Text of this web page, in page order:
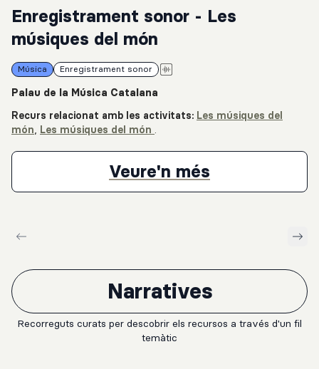
Enregistrament sonor - Les
músiques del món
Música Enregistrament sonor
Palau de la Música Catalana
Recurs relacionat amb les activitats: Les músiques del
món, Les músiques del món .
Veure'n més
Narratives
Recorreguts curats per descobrir els recursos a través d'un fil
temàtic